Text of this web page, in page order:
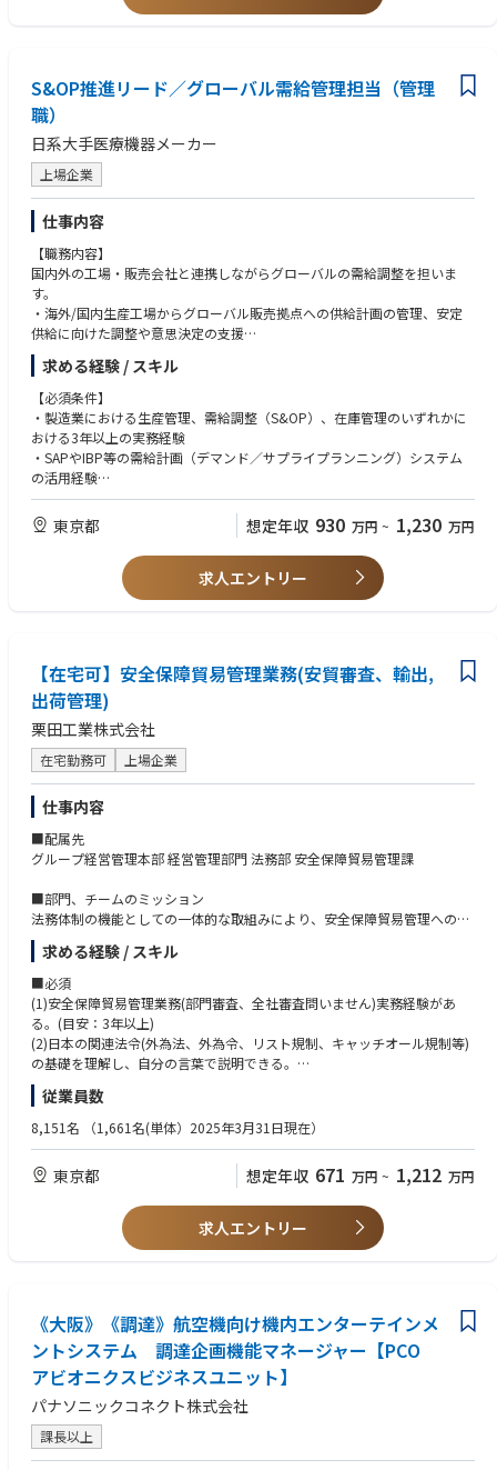
技術力に支えられた安定した事業基盤のもと、グローバル物流・SCM
を“次の競争力”に進化させるフェーズにあります。
物流・SCMの専門性を、事業成長に直結させたい方にとって、大きなやり
がいと裁量を持てる環境です。
ERP／SCMシステム（SAP等）の導入・活用経験
◆歓迎する人物像
全体最適の視点で物流・サプライチェーンを設計できる方
関係部署・海外拠点と粘り強く調整できるコミュニケーション力のある方
変化の激しい環境下でも課題を整理し、実行まで落とし込める方
将来的に物流・SCM領域を牽引したい志向をお持ちの方
◆使用する開発言語・ソフト・装置/機器等
ERPシステム・SCMシステム・WMSシステム・TMSシステム
S&OP推進リード／グローバル需給管理担当（管理
職）
日系大手医療機器メーカー
上場企業
仕事内容
【職務内容】
国内外の工場・販売会社と連携しながらグローバルの需給調整を担いま
す。
・海外/国内生産工場からグローバル販売拠点への供給計画の管理、安定
供給に向けた調整や意思決定の支援
・販売計画／需要予測に基づく生産計画、月次の需給調整、在庫管理
・需要予測会議／供給会議／S&OP会議への参画と、需給課題のエスカレ
ーション提案
・ストックフロー（生産・販売・在庫：PSI）の予実管理、在庫適正化や
落帳（期限切れ在庫）削減
・SAP／IBP等を活用したデータ可視化、需要予測精度向上
・年度生産計画の作成と予実管理
【担う役割】
担当製品の需給調整全般を担い、特に海外工場や海外販売会社との案件に
ついてはリード役として推進いただきます。
・安定供給と在庫適正化に加え、収益最大化（PL／FCF／ROIC）の観点も
踏まえ、Factデータ、Pros/Cons、収支影響を整理しながら、関係部門と
【仕事の魅力】
・日本を含むグローバルの工場や販売会社を俯瞰し需要、供給、在庫の全
体最適や意思決定に関わります。
・在庫、FCF、ROIC等の経営指標に直結する意思決定に携わり、経営に近
い視点で業務を遂行できます。
・SAP／IBPやAI活用など、S&OP高度化の最前線で新しい仕組みづくりに
挑戦できます。
・工場、営業、マーケティング、経理など社内全部門や海外拠点と幅広く
関わることができます。
・医療現場・患者の皆様・製薬企業など幅広いお客様に対し、医療を支え
るソリューション提供に貢献できます
求める経験 / スキル
【必須条件】
・製造業における生産管理、需給調整（S&OP）、在庫管理のいずれかに
おける3年以上の実務経験
・SAPやIBP等の需給計画（デマンド／サプライプランニング）システム
の活用経験
・SAP、Excel等を用いたデータ集計・分析経験
・大卒以上
・製造現場における生産、供給、在庫に関する基本的な理解をお持ちの方
・ビジネスレベルの英語力（海外拠点・工場と日常的にコミュニケーショ
東京都 想定年収 930 万円 ~ 1,230 万円
求人エントリー
【在宅可】安全保障貿易管理業務(安貿審査、輸出,
出荷管理)
栗田工業株式会社
在宅勤務可 上場企業
仕事内容
■配属先
グループ経営管理本部 経営管理部門 法務部 安全保障貿易管理課
■部門、チームのミッション
法務体制の機能としての一体的な取組みにより、安全保障貿易管理への対
応力を強化し、グループ全体でのリスクマネジメントの実効性を高める。
安貿審査申請プロセス遵守の徹底。
■部門、チーム構成
メンバーは管理職合わせて5名。
■業務内容
れるので、以下の審査を実施する。
①該非判定：貨物、技術がリスト規制に該当するか否かを判定。
②取引審査：どのような相手か（引合い先、需要者の確認）、どのような
用途に使うのか（具体的な用途の確認）等のチェックを行い、取引を進め
て良いか否かを判断する。
可証の有無の確認」等、所要の手続きが済んでいるかを確認する。
■英語使用の状況 (場面/頻度)
EAR(米国輸出管理規則)での審査業務の中で詳細を調査するにあたり、英
語での文書を読み解く必要あり。
■やりがい
外為法、EARと法律に関することが多いため、これらを紐解いて審査がで
きたときには大きなやりがいを感じられます。
求める経験 / スキル
■必須
(1)安全保障貿易管理業務(部門審査、全社審査問いません)実務経験があ
る。(目安：3年以上)
(2)日本の関連法令(外為法、外為令、リスト規制、キャッチオール規制等)
の基礎を理解し、自分の言葉で説明できる。
(3)米国再輸出規制(EAR)の基礎理解および対応経験がある。
(4)STC Associate(CISTEC安全保障貿易管理実務能力認定)を保有してい
る。
(5)他部署との連携・調整業務において豊富な経験を有する。
■歓迎
(1)米国再輸出規制(EAR)を熟知できている。
(2)安全保障貿易管理に関する社内規程、関連要領と制定、改廃経験があ
(1)STC Advance(CISTEC安全保障貿易管理実務能力認定)以上を保有してい
る。
(2)エンジニアリング会社等のプラント関連会社での経験がある。
■英語使用の状況 (場面/頻度)
EAR(米国輸出管理規則)での審査業務の中で詳細を調査するにあたり、英
語での文書を読み解く必要あり。
従業員数
8,151名 （1,661名(単体）2025年3月31日現在）
東京都 想定年収 671 万円 ~ 1,212 万円
求人エントリー
《大阪》《調達》航空機向け機内エンターテインメ
ントシステム 調達企画機能マネージャー【PCO
アビオニクスビジネスユニット】
パナソニックコネクト株式会社
課長以上